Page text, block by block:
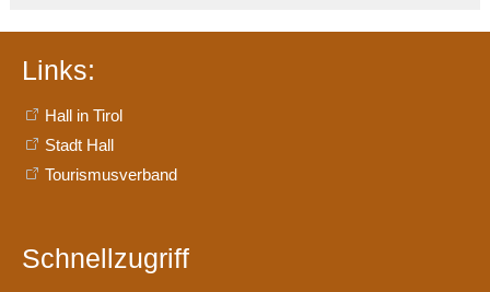
Links:
Hall in Tirol
Stadt Hall
Tourismusverband
Schnellzugriff